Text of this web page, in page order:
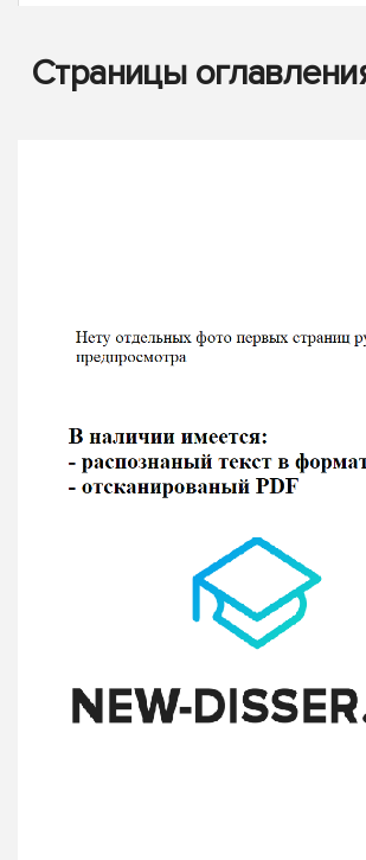
Страницы